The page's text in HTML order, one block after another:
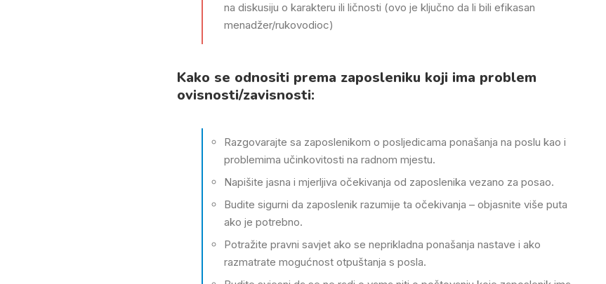
na diskusiju o karakteru ili ličnosti (ovo je ključno da li bili efikasan
menadžer/rukovodioc)
Kako se odnositi prema zaposleniku koji ima problem
ovisnosti/zavisnosti:
Razgovarajte sa zaposlenikom o posljedicama ponašanja na poslu kao i
problemima učinkovitosti na radnom mjestu.
Napišite jasna i mjerljiva očekivanja od zaposlenika vezano za posao.
Budite sigurni da zaposlenik razumije ta očekivanja – objasnite više puta
ako je potrebno.
Potražite pravni savjet ako se neprikladna ponašanja nastave i ako
razmatrate mogućnost otpuštanja s posla.